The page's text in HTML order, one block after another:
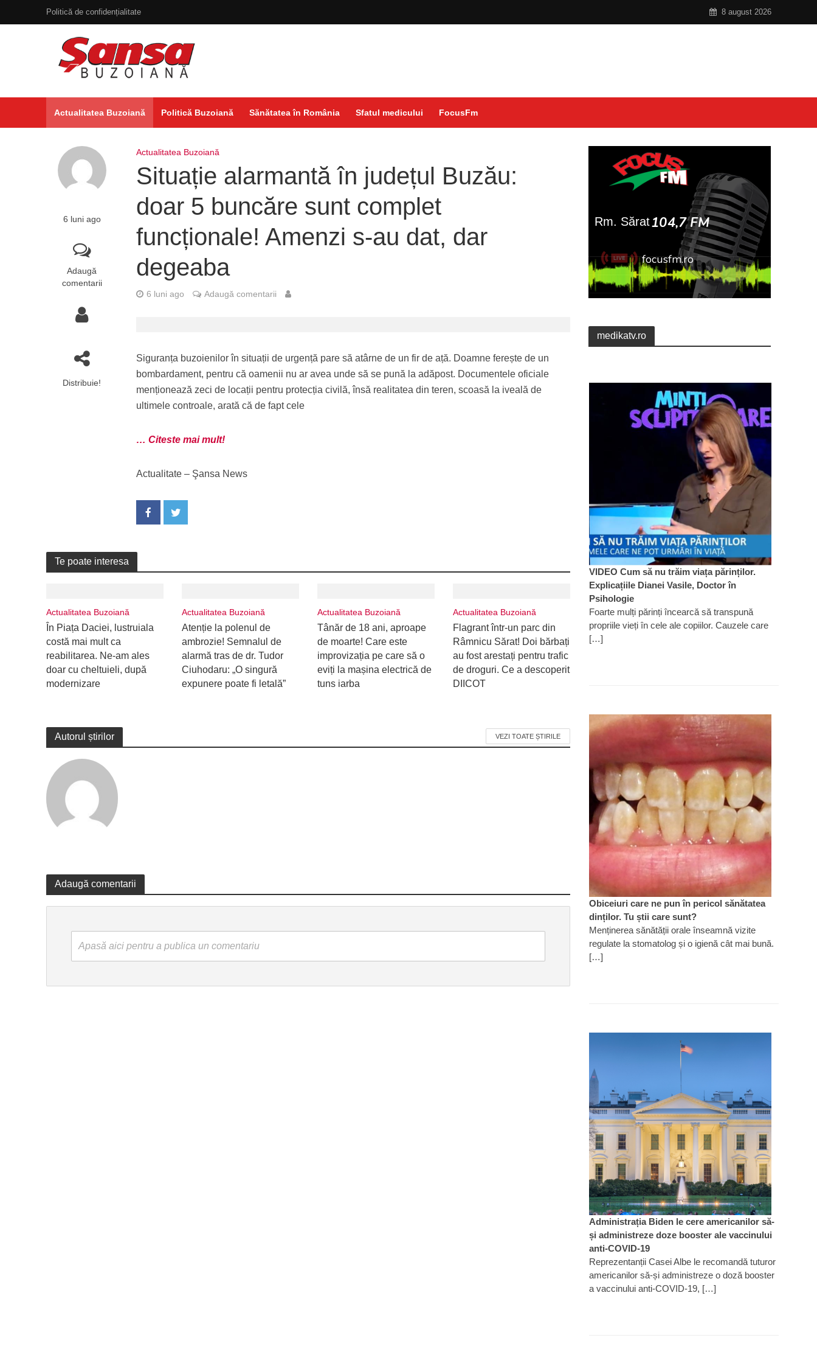
Politică de confidențialitate 8 august 2026
Actualitatea Buzoiană Politică Buzoiană Sănătatea în România Sfatul medicului FocusFm
6 luni ago
Adaugă
comentarii
Distribuie!
Actualitatea Buzoiană
Situație alarmantă în județul Buzău:
doar 5 buncăre sunt complet
funcționale! Amenzi s-au dat, dar
degeaba
6 luni ago Adaugă comentarii
Siguranța buzoienilor în situații de urgență pare să atârne de un fir de ață. Doamne ferește de un
bombardament, pentru că oamenii nu ar avea unde să se pună la adăpost. Documentele oficiale
menționează zeci de locații pentru protecția civilă, însă realitatea din teren, scoasă la iveală de
ultimele controale, arată că de fapt cele
… Citeste mai mult!
Actualitate – Şansa News
Te poate interesa
Actualitatea Buzoiană
În Piața Daciei, lustruiala
costă mai mult ca
reabilitarea. Ne-am ales
doar cu cheltuieli, după
modernizare
Actualitatea Buzoiană
Atenție la polenul de
ambrozie! Semnalul de
alarmă tras de dr. Tudor
Ciuhodaru: „O singură
expunere poate fi letală”
Actualitatea Buzoiană
Tânăr de 18 ani, aproape
de moarte! Care este
improvizația pe care să o
eviți la mașina electrică de
tuns iarba
Actualitatea Buzoiană
Flagrant într-un parc din
Râmnicu Sărat! Doi bărbați
au fost arestați pentru trafic
de droguri. Ce a descoperit
DIICOT
Autorul știrilor VEZI TOATE ȘTIRILE
Adaugă comentarii
Apasă aici pentru a publica un comentariu
medikatv.ro
VIDEO Cum să nu trăim viața părinților.
Explicațiile Dianei Vasile, Doctor în
Psihologie
Foarte mulți părinți încearcă să transpună
propriile vieți în cele ale copiilor. Cauzele care
[…]
Obiceiuri care ne pun în pericol sănătatea
dinților. Tu știi care sunt?
Menținerea sănătății orale înseamnă vizite
regulate la stomatolog și o igienă cât mai bună.
[…]
Administrația Biden le cere americanilor să-
și administreze doze booster ale vaccinului
anti-COVID-19
Reprezentanții Casei Albe le recomandă tuturor
americanilor să-și administreze o doză booster
a vaccinului anti-COVID-19, […]